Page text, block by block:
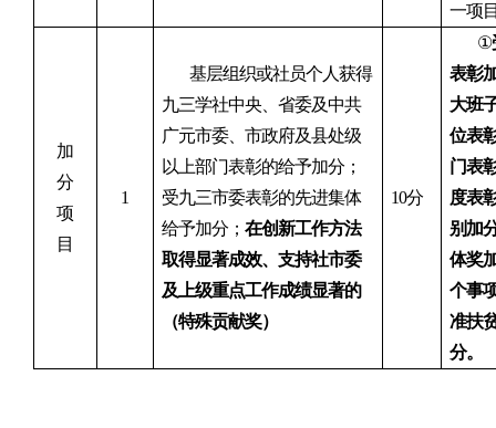
一项
加
分
项
目
1
基层组织或社员个人获得
九三学社中央、省委及中共
广元市委、市政府及县处级
以上部门表彰的给予加分 ；
受九三市委表彰的先进集体
给予加分； 在创新工作方法
取得显著成效、支持社市委
及上级重点工作成绩显著的
（特殊贡献奖）
10分
①
表彰
大班
位表
门表
度表
别加
体奖
个事
准扶
分。